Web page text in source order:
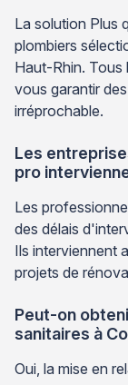
La solution Plus
plombiers
Haut-Rhin.
vous garantir
irréprochable.
Les
pro
Les
des délais
Ils interviennent
projets de
Peut-on
sanitaires à
Oui, la mise en